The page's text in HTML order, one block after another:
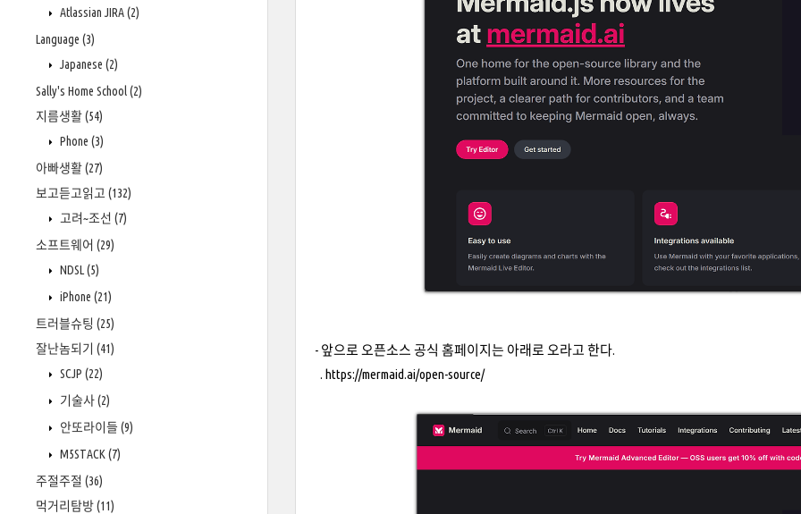
Atlassian JIRA(2)
Language (3)
Japanese (2)
Sally's Home School(2)
지름생활(54)
Phone (3)
아빠생활(27)
보고듣고읽고 (132)
고려~조선 (7)
소프트웨어 (29)
NDSL(5)
iPhone (21)
트러블슈팅 (25)
잘난놈되기 (41)
SCJP (22)
기술사(2)
안또라이들 (9)
M5STACK (7)
주절주절 (36)
먹거리탐방(11)
- 앞으로 오픈소스 공식 홈페이지는 아래로 오라고 한다.
. https://mermaid.ai/open-source/